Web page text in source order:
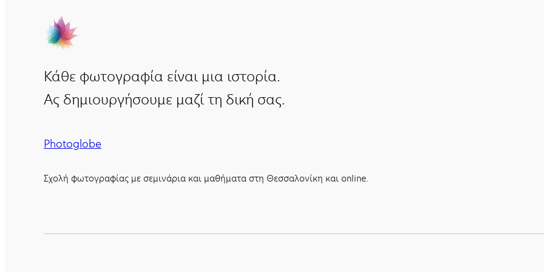
Κάθε φωτογραφία είναι μια ιστορία.
Ας δημιουργήσουμε μαζί τη δική σας.
Photoglobe
Σχολή φωτογραφίας με σεμινάρια και μαθήματα στη Θεσσαλονίκη και online.